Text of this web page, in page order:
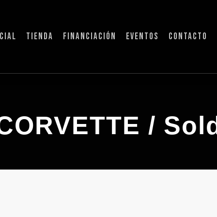
TIENDA FINANCIACIÓN EVENTOS CONTACTO
/